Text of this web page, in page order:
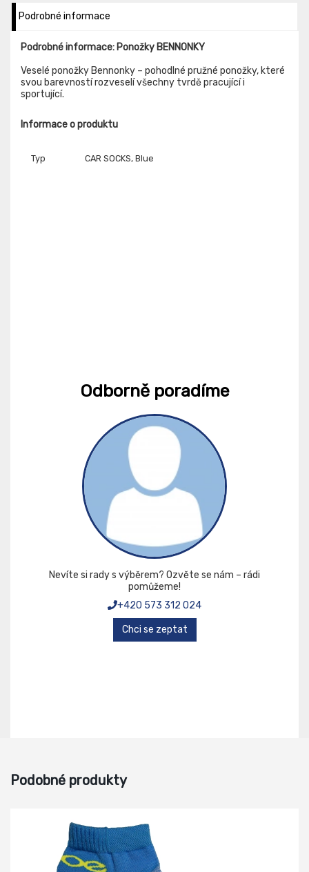
Podrobné informace
Podrobné informace: Ponožky BENNONKY
Veselé ponožky Bennonky – pohodlné pružné ponožky, které
svou barevností rozveselí všechny tvrdě pracující i
sportující.
Informace o produktu
Typ CAR SOCKS, Blue
Odborně poradíme
Nevíte si rady s výběrem? Ozvěte se nám – rádi
pomůžeme!
+420 573 312 024
Chci se zeptat
Podobné produkty